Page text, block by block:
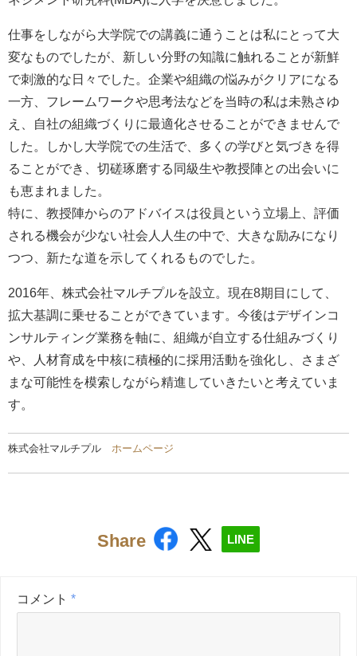
仕事をしながら大学院での講義に通うことは私にとって大
変なものでしたが、新しい分野の知識に触れることが新鮮
で刺激的な日々でした。企業や組織の悩みがクリアになる
一方、フレームワークや思考法などを当時の私は未熟さゆ
え、自社の組織づくりに最適化させることができませんで
した。しかし大学院での生活で、多くの学びと気づきを得
ることができ、切磋琢磨する同級生や教授陣との出会いに
も恵まれました。
特に、教授陣からのアドバイスは役員という立場上、評価
される機会が少ない社会人人生の中で、大きな励みになり
つつ、新たな道を示してくれるものでした。
2016年、株式会社マルチプルを設立。現在8期目にして、
拡大基調に乗せることができています。今後はデザインコ
ンサルティング業務を軸に、組織が自立する仕組みづくり
や、人材育成を中核に積極的に採用活動を強化し、さまざ
まな可能性を模索しながら精進していきたいと考えていま
す。
株式会社マルチプル ホームページ
Share LINE
コメント *